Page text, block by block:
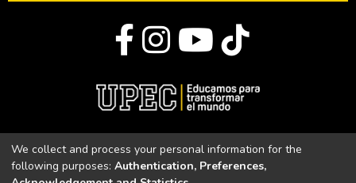
Universidad Politécnica Estatal del Carchi
We collect and process your personal information for the
following purposes: Authentication, Preferences,